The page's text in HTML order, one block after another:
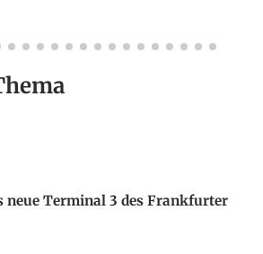
neue Terminal 3 des Frankfurter